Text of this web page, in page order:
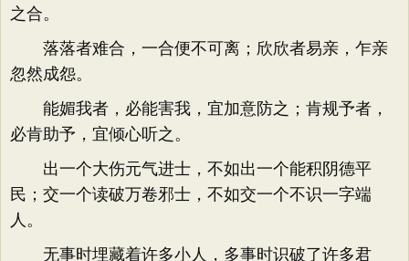
之合。
落落者难合，一合便不可离；欣欣者易亲，乍亲
忽然成怨。
能媚我者，必能害我，宜加意防之；肯规予者，
必肯助予，宜倾心听之。
出一个大伤元气进士，不如出一个能积阴德平
民；交一个读破万卷邪士，不如交一个不识一字端
人。
无事时埋藏着许多小人，多事时识破了许多君